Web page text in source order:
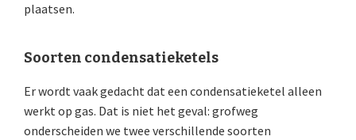
plaatsen.
Soorten condensatieketels
Er wordt vaak gedacht dat een condensatieketel alleen
werkt op gas. Dat is niet het geval: grofweg
onderscheiden we twee verschillende soorten